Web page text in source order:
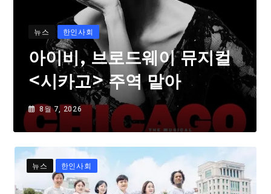
뉴스 한인사회
아이비, 브로드웨이 뮤지컬
<시카고> 주역 맡아
8월 7, 2026
뉴스 한인사회